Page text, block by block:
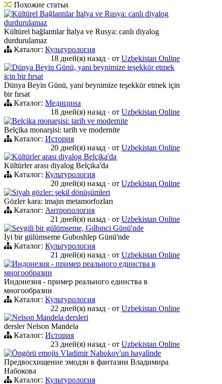
Похожие статьи
Kültürel Bağlantılar İtalya ve Rusya: canlı diyalog
durdurulamaz
Kültürel bağlantılar İtalya ve Rusya: canlı diyalog
durdurulamaz
Каталог: Культурология
18 дней(я) назад · от Uzbekistan Online
Dünya Beyin Günü, yani beynimize teşekkür etmek
için bir fırsat
Dünya Beyin Günü, yani beynimize teşekkür etmek için
bir fırsat
Каталог: Медицина
18 дней(я) назад · от Uzbekistan Online
Belçika monarşisi: tarih ve modernite
Belçika monarşisi: tarih ve modernite
Каталог: История
20 дней(я) назад · от Uzbekistan Online
Kültürler arası diyalog Belçika'da
Kültürler arası diyalog Belçika'da
Каталог: Культурология
20 дней(я) назад · от Uzbekistan Online
Siyah gözler: şekil dönüşümleri
Gözler kara: imajın metamorfozları
Каталог: Антропология
21 дней(я) назад · от Uzbekistan Online
Sevgili bir gülümseme, Gılbınci Günü'nde
İyi bir gülümseme Guboshlep Günü'nde
Каталог: Культурология
21 дней(я) назад · от Uzbekistan Online
Индонезия - пример реального единства в
многообразии
Индонезия - пример реального единства в
многообразии
Каталог: Культурология
22 дней(я) назад · от Uzbekistan Online
Nelson Mandela dersleri
dersler Nelson Mandela
Каталог: История
23 дней(я) назад · от Uzbekistan Online
Öngörü emojis Vladimir Nabokov'un hayalinde
Предвосхищение эмодзи в фантазии Владимира
Набокова
Каталог: Культурология